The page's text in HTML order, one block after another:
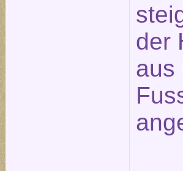
der
aus